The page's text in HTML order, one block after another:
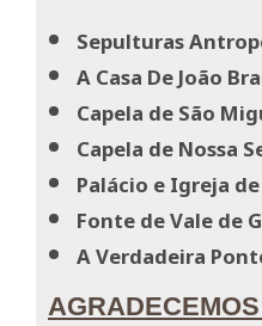
Sepulturas
A Casa De João
Capela de São
Capela de Nossa
Palácio e Igreja
Fonte de Vale de
A Verdadeira